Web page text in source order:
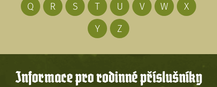
Q
R S T U V W
X
Y
Z
Informace pro rodinné příslušníky